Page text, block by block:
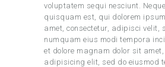
voluptatem sequi nesciunt.
quisquam est, qui dolorem
amet, consectetur, adipisci velit,
numquam eius modi tempora
et dolore magnam dolor sit
adipisicing elit, sed do eiusmod